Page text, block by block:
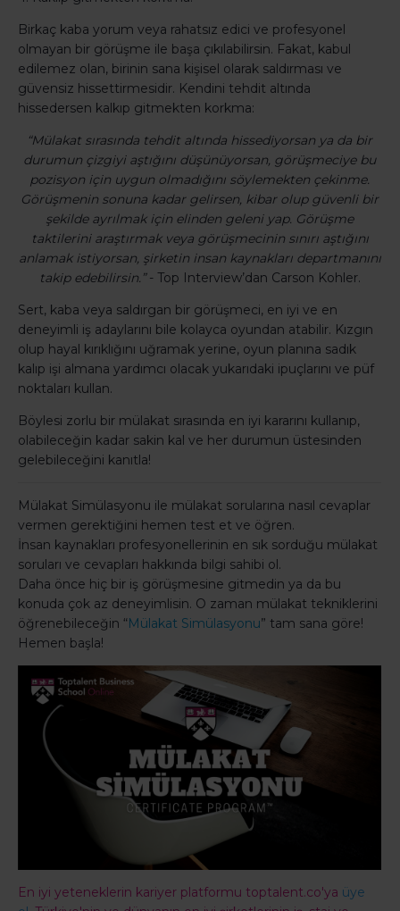
Birkaç kaba yorum veya rahatsız edici ve profesyonel
olmayan bir görüşme ile başa çıkılabilirsin. Fakat, kabul
edilemez olan, birinin sana kişisel olarak saldırması ve
güvensiz hissettirmesidir. Kendini tehdit altında
hissedersen kalkıp gitmekten korkma:
“Mülakat sırasında tehdit altında hissediyorsan ya da bir
durumun çizgiyi aştığını düşünüyorsan, görüşmeciye bu
pozisyon için uygun olmadığını söylemekten çekinme.
Görüşmenin sonuna kadar gelirsen, kibar olup güvenli bir
şekilde ayrılmak için elinden geleni yap. Görüşme
taktilerini araştırmak veya görüşmecinin sınırı aştığını
anlamak istiyorsan, şirketin insan kaynakları departmanını
takip edebilirsin.”- Top Interview’dan Carson Kohler.
Sert, kaba veya saldırgan bir görüşmeci, en iyi ve en
deneyimli iş adaylarını bile kolayca oyundan atabilir. Kızgın
olup hayal kırıklığını uğramak yerine, oyun planına sadık
kalıp işi almana yardımcı olacak yukarıdaki ipuçlarını ve püf
noktaları kullan.
Böylesi zorlu bir mülakat sırasında en iyi kararını kullanıp,
olabileceğin kadar sakin kal ve her durumun üstesinden
gelebileceğini kanıtla!
Mülakat Simülasyonu ile mülakat sorularına nasıl cevaplar
vermen gerektiğini hemen test et ve öğren.
İnsan kaynakları profesyonellerinin en sık sorduğu mülakat
soruları ve cevapları hakkında bilgi sahibi ol.
Daha önce hiç bir iş görüşmesine gitmedin ya da bu
konuda çok az deneyimlisin. O zaman mülakat tekniklerini
öğrenebileceğin “Mülakat Simülasyonu” tam sana göre!
Hemen başla!
En iyi yeteneklerin kariyer platformu toptalent.co'ya üye